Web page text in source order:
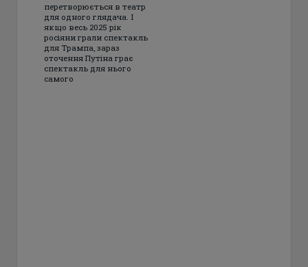
перетворюється в театр
для одного глядача. І
якщо весь 2025 рік
росіяни грали спектакль
для Трампа, зараз
оточення Путіна грає
спектакль для нього
самого